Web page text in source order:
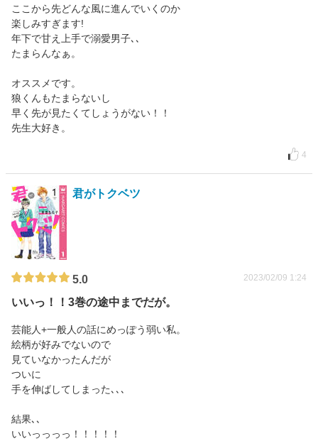
ここから先どんな風に進んでいくのか
楽しみすぎます!
年下で甘え上手で溺愛男子､､
たまらんなぁ。
オススメです。
狼くんもたまらないし
早く先が見たくてしょうがない！！
先生大好き。
4
君がトクベツ
5.0 2023/02/09 1:24
いいっ！！3巻の途中までだが。
芸能人+一般人の話にめっぽう弱い私。
絵柄が好みでないので
見ていなかったんだが
ついに
手を伸ばしてしまった､､､
結果､､
いいっっっっ！！！！！